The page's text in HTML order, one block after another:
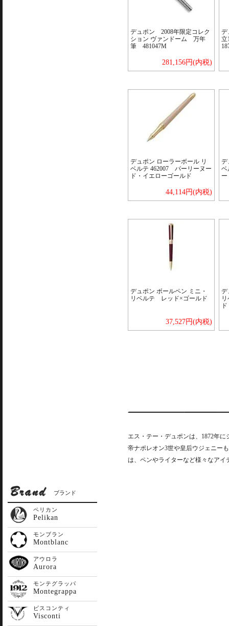
デュポン 2008年限定コレク
ション ヴァンドーム 万年
筆 481047M
281,156円(内税)
デ
デュポン ローラーボール リ
ベルテ 462007 パーリーヌー
ド・イエローゴールド
44,114円(内税)
デ
ベ
ー
デュポン ボールペン ミニ・
リベルテ レッド×ゴールド
37,527円(内税)
デ
ド
エス・テー・デュポンは、1872年
帝ナポレオン3世や皇后ウジェニー
は、ペンやライターなど様々なア
ブランド
ペリカン
Pelikan
モンブラン
Montblanc
アウロラ
Aurora
モンテグラッパ
Montegrappa
ビスコンティ
Visconti